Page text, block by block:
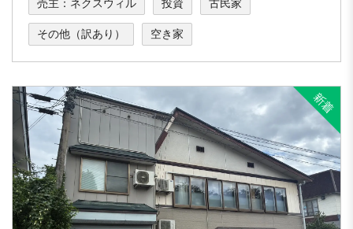
売主：ネクスウィル 投資 古民家
その他（訳あり） 空き家